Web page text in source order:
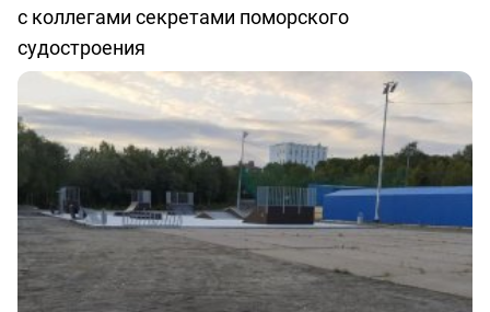
с коллегами секретами поморского
судостроения